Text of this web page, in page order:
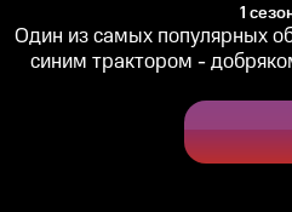
1
Один из самых популярных
синим трактором -